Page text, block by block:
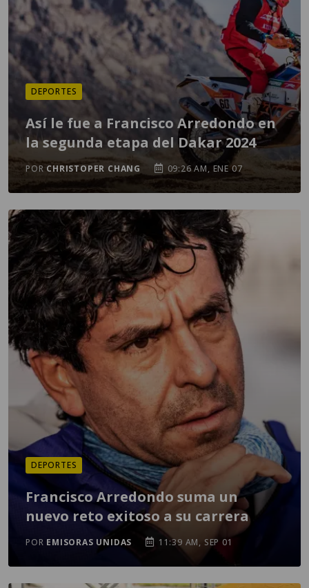
DEPORTES
Así le fue a Francisco Arredondo en
la segunda etapa del Dakar 2024
POR CHRISTOPER CHANG 09:26 AM, ENE 07
DEPORTES
Francisco Arredondo suma un
nuevo reto exitoso a su carrera
POR EMISORAS UNIDAS 11:39 AM, SEP 01